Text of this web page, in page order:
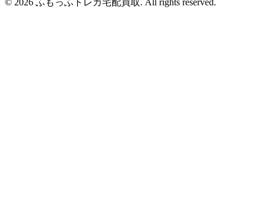
© 2026 ふもっふトレカ宅配買取. All rights reserved.